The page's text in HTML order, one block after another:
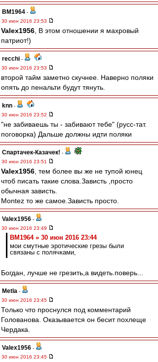
BM1964 -
30 июн 2016 23:53
Valex1956 , В этом отношении я махровый
патриот!)
recchi -
30 июн 2016 23:53
второй тайм заметно скучнее. Наверно поляки
опять до пенальти будут тянуть.
knn -
30 июн 2016 23:52
"не забиваешь ты - забивают тебе" (русс-тат.
поговорка) Дальше должны идти поляки
Спартачек-Казачек! -
30 июн 2016 23:51
Valex1956 , тем более вы же не тупой юнец
чтоб писать такие слова.Зависть ,просто
обычная зависть.
Montez то же самое.Зависть просто.
Valex1956 -
30 июн 2016 23:49
BM1964 » 30 июн 2016 23:44
мои смутные эротические грезы были
связаны с полячками,
Богдан, лучше не грезить,а видеть.поверь...
Metla -
30 июн 2016 23:45
Только что проснулся под комментарий
Голованова. Оказывается он бесит похлеще
Чердака.
Valex1956 -
30 июн 2016 23:45